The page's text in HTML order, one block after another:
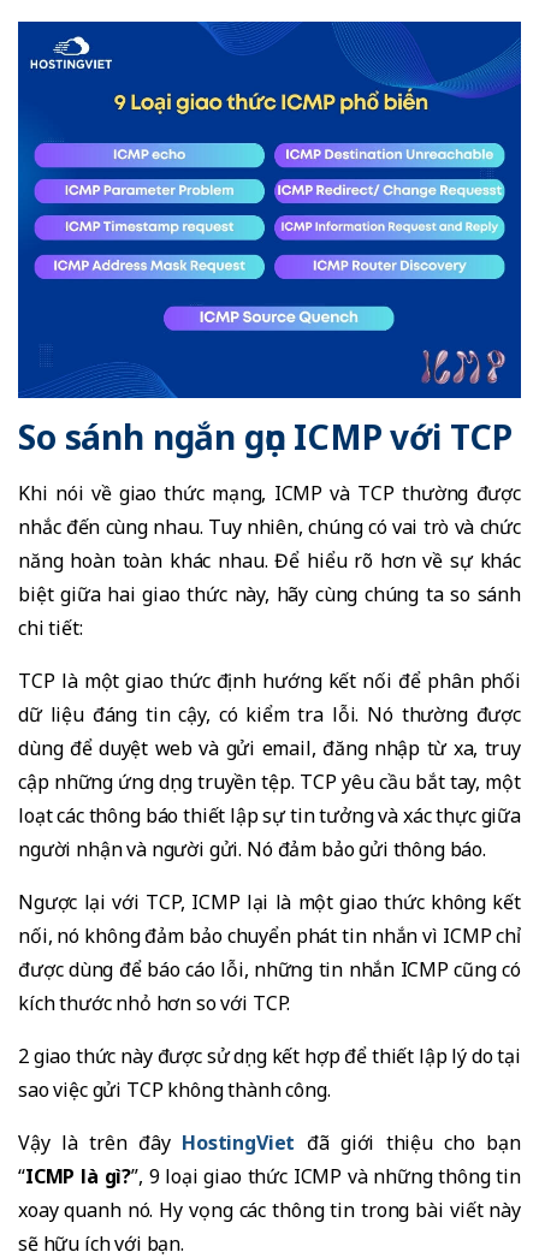
So sánh ngắn gọn ICMP với TCP
Khi nói về giao thức mạng, ICMP và TCP thường được
nhắc đến cùng nhau. Tuy nhiên, chúng có vai trò và chức
năng hoàn toàn khác nhau. Để hiểu rõ hơn về sự khác
biệt giữa hai giao thức này, hãy cùng chúng ta so sánh
chi tiết:
TCP là một giao thức định hướng kết nối để phân phối
dữ liệu đáng tin cậy, có kiểm tra lỗi. Nó thường được
dùng để duyệt web và gửi email, đăng nhập từ xa, truy
cập những ứng dụng truyền tệp. TCP yêu cầu bắt tay, một
loạt các thông báo thiết lập sự tin tưởng và xác thực giữa
người nhận và người gửi. Nó đảm bảo gửi thông báo.
Ngược lại với TCP, ICMP lại là một giao thức không kết
nối, nó không đảm bảo chuyển phát tin nhắn vì ICMP chỉ
được dùng để báo cáo lỗi, những tin nhắn ICMP cũng có
kích thước nhỏ hơn so với TCP.
2 giao thức này được sử dụng kết hợp để thiết lập lý do tại
sao việc gửi TCP không thành công.
Vậy là trên đây HostingViet đã giới thiệu cho bạn
“ICMP là gì?”, 9 loại giao thức ICMP và những thông tin
xoay quanh nó. Hy vọng các thông tin trong bài viết này
sẽ hữu ích với bạn.